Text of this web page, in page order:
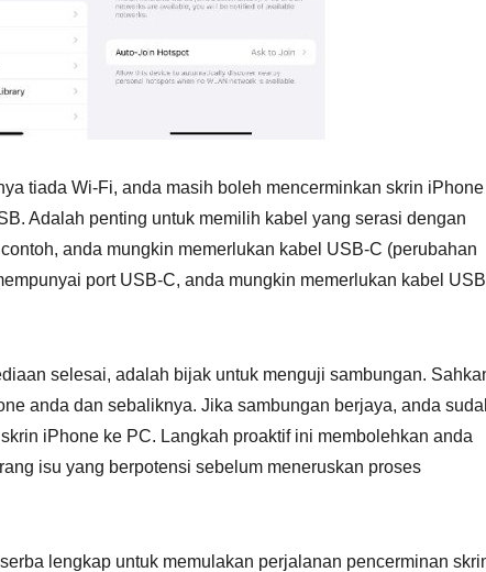
tiada Wi-Fi, anda masih boleh mencerminkan skrin iPhone
Adalah penting untuk memilih kabel yang serasi dengan
anda mungkin memerlukan kabel USB-C (perubahan
port USB-C, anda mungkin memerlukan kabel
selesai, adalah bijak untuk menguji sambungan.
anda dan sebaliknya. Jika sambungan berjaya, anda
iPhone ke PC. Langkah proaktif ini membolehkan anda
isu yang berpotensi sebelum meneruskan proses
lengkap untuk memulakan perjalanan pencerminan